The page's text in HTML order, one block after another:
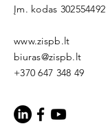
Įm. kodas 302554492
www.zispb.lt
biuras@zispb.lt
+370 647 348 49